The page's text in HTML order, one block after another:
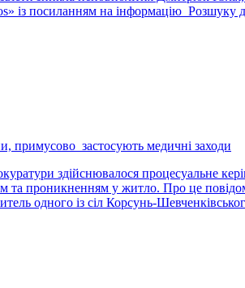
із посиланням на інформацію Розшуку
примусово застосують медичні заходи
здійснювалося процесуальне
проникненням у житло. Про це
одного із сіл Корсунь-